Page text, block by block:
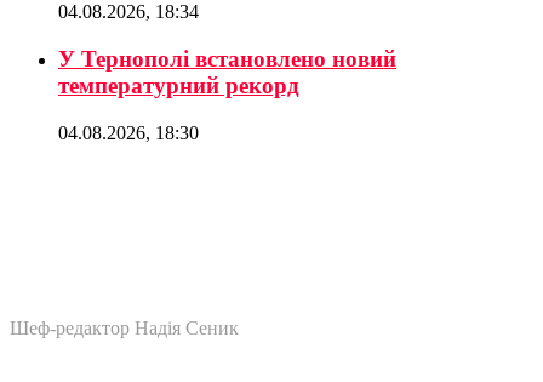
04.08.2026, 18:34
У Тернополі встановлено новий
температурний рекорд
04.08.2026, 18:30
Шеф-редактор Надія Сеник